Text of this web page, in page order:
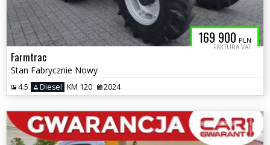
169 900 PLN
FAKTURA VAT
Farmtrac
Stan Fabrycznie Nowy
4.5 Diesel KM 120 2024